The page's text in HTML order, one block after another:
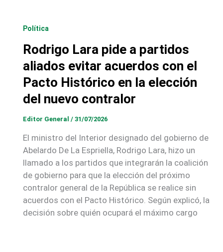
Política
Rodrigo Lara pide a partidos
aliados evitar acuerdos con el
Pacto Histórico en la elección
del nuevo contralor
Editor General / 31/07/2026
El ministro del Interior designado del gobierno de
Abelardo De La Espriella, Rodrigo Lara, hizo un
llamado a los partidos que integrarán la coalición
de gobierno para que la elección del próximo
contralor general de la República se realice sin
acuerdos con el Pacto Histórico. Según explicó, la
decisión sobre quién ocupará el máximo cargo